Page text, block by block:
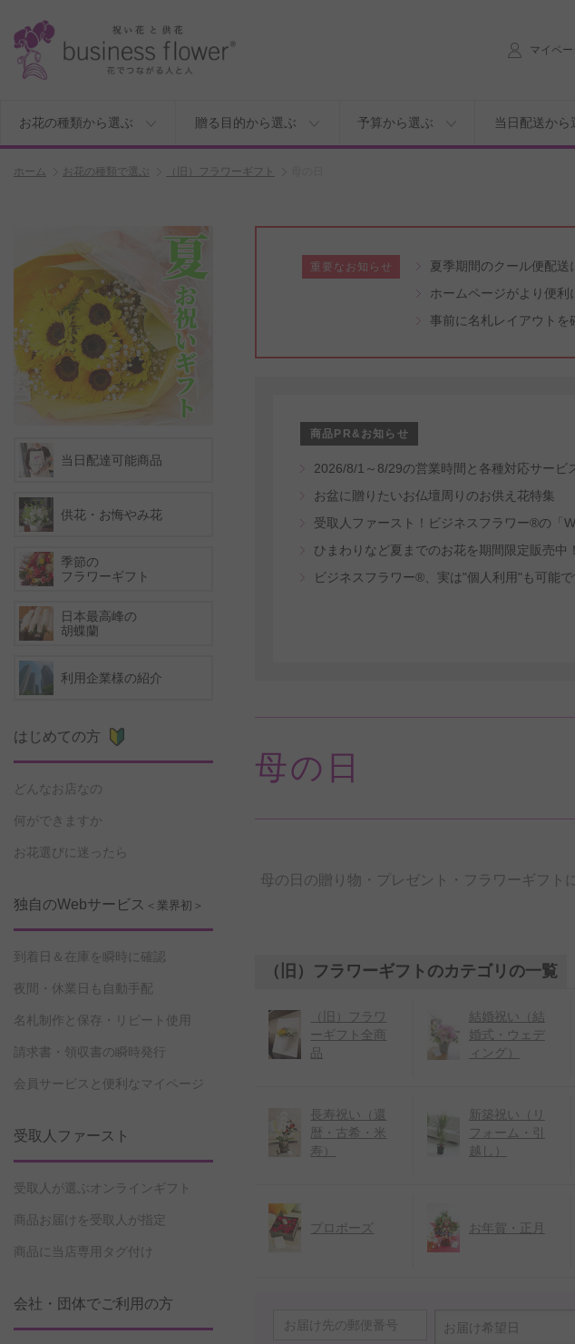
マイペー
お花の種類から選ぶ 贈る目的から選ぶ 予算から選ぶ 当日配送から
ホーム お花の種類で選ぶ （旧）フラワーギフト
重要なお知らせ
夏季期間のクール便配
ホームページがより便利
事前に名札レイアウト
商品PR&お知らせ
2026/8/1～8/29の営業時間と各種対応サービ
お盆に贈りたいお仏壇周りのお供え花特集
ひまわりなど夏までのお花を期間限定販売中！
ビジネスフラワー®、実は"個人利用"も可能で
母の日
母の日の贈り物・プレゼント・フラワーギフト
（旧）フラワーギフトのカテゴリの一覧
（旧）フラワ
ーギフト全商
品
結婚祝い（結
婚式・ウェデ
ィング）
長寿祝い（還
暦・古希・米
寿）
新築祝い（リ
フォーム・引
越し）
プロポーズ お年賀・正月
お届け希望日
当日配達可能商品
供花・お悔やみ花
季節の
フラワーギフト
日本最高峰の
胡蝶蘭
利用企業様の紹介
はじめての方
どんなお店なの
何ができますか
お花選びに迷ったら
独自のWebサービス ＜業界初＞
到着日＆在庫を瞬時に確認
夜間・休業日も自動手配
名札制作と保存・リピート使用
請求書・領収書の瞬時発行
会員サービスと便利なマイページ
受取人ファースト
受取人が選ぶオンラインギフト
商品お届けを受取人が指定
商品に当店専用タグ付け
会社・団体でご利用の方